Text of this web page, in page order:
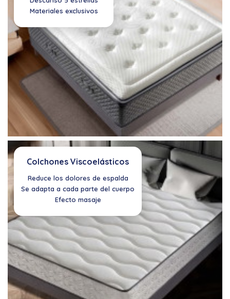
Materiales exclusivos
Colchones Viscoelásticos
Reduce los dolores de espalda
Se adapta a cada parte del cuerpo
Efecto masaje